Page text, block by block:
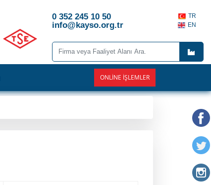
0 352 245 10 50
info@kayso.org.tr
TR
EN
ONLINE İŞLEMLER